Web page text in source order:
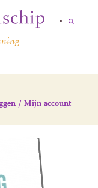
/ Mijn account